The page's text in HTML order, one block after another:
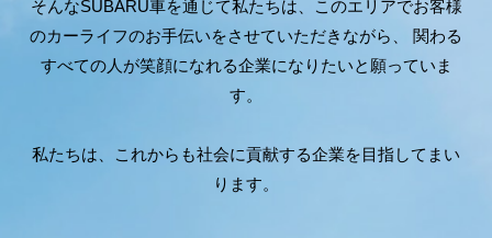
そんなSUBARU車を通じて私たちは、このエリアでお客様
のカーライフのお手伝いをさせていただきながら、
関わる
すべての人が笑顔になれる企業になりたいと願っていま
す。
私たちは、これからも社会に貢献する企業を目指してまい
ります。